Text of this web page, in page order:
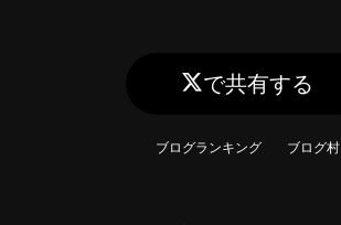
で共有する
ブログランキング ブログ村